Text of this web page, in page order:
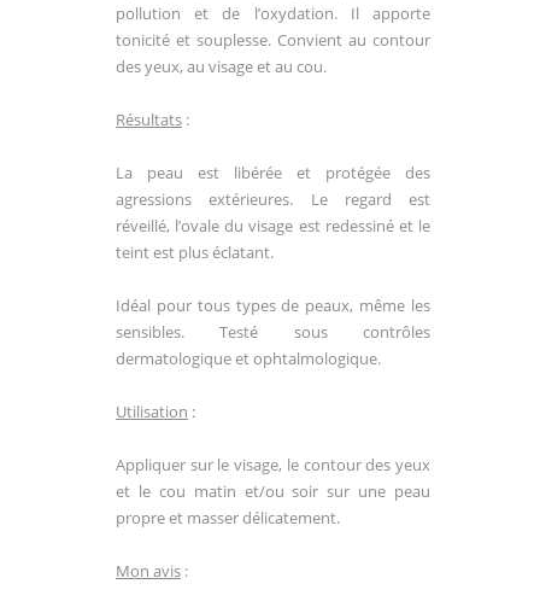
pollution et de l’oxydation. Il apporte
tonicité et souplesse. Convient au contour
des yeux, au visage et au cou.
Résultats :
La peau est libérée et protégée des
agressions extérieures. Le regard est
réveillé, l’ovale du visage est redessiné et le
teint est plus éclatant.
Idéal pour tous types de peaux, même les
sensibles. Testé sous contrôles
dermatologique et ophtalmologique.
Utilisation :
Appliquer sur le visage, le contour des yeux
et le cou matin et/ou soir sur une peau
propre et masser délicatement.
Mon avis :